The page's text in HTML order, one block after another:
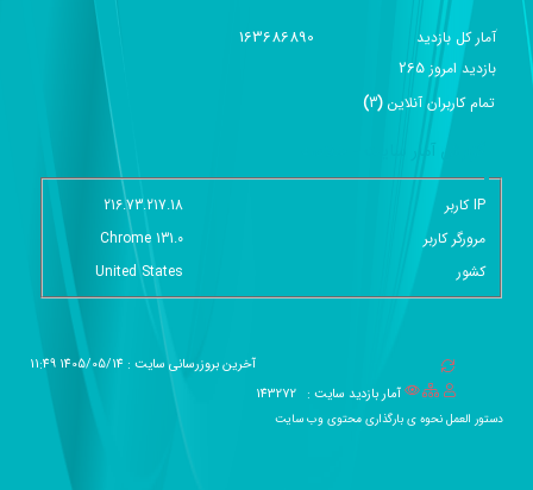
آمار کل بازدید 163686890
بازديد امروز 265
تمام کاربران آنلاين (
3
)
IP کاربر
216.73.217.18
مرورگر کاربر
Chrome 131.0
کشور
United States
آخرین بروزرسانی سایت : 1405/05/14 11:49
آمار بازدید سایت : 143272
دستور العمل نحوه ی بارگذاری محتوی وب سایت